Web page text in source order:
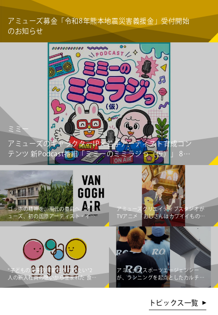
アミューズ募金「令和8年熊本地震災害義援金」受付開始
のお知らせ
ミミー
アミューズのキャラクターIP×若手アーティスト育成コン
テンツ 新Podcast番組「ミミーのミミラジっ（仮）」 8月
6日（木）より配信スタート！
ゴッホの精神を、現代の豊島へ。アミ
ューズ、初の国際アーティスト・イ
ン・レジデンス「Van Gogh AiR -
手アーティスト3組が豊島の暮らしと
交差し、新たな価値を創造する～
アミューズクリエイティブスタジオが
TVアニメ「おじさんはカワイイものが
お好き。」をプロデュース
"子どもの将来の可能性を広げたい"2
人の新入社員の想いから生まれた 食事
×エンタメ体験支援企画「engawa 夏
アミューズスポーツエージェンシー
が、ランニングを起点としたカルチャ
ークリエイティブプロダクショ
トピックス一覧